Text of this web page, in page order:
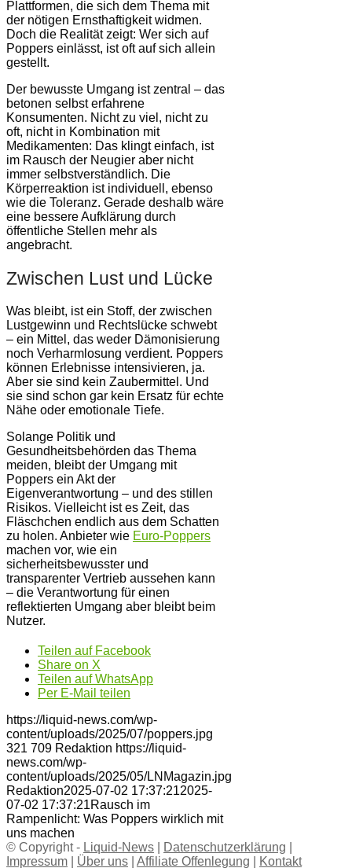
Plattformen, die sich dem Thema mit
der nötigen Ernsthaftigkeit widmen.
Doch die Realität zeigt: Wer sich auf
Poppers einlässt, ist oft auf sich allein
gestellt.
Der bewusste Umgang ist zentral – das
betonen selbst erfahrene
Konsumenten. Nicht zu viel, nicht zu
oft, nicht in Kombination mit
Medikamenten: Das klingt einfach, ist
im Rausch der Neugier aber nicht
immer selbstverständlich. Die
Körperreaktion ist individuell, ebenso
wie die Toleranz. Gerade deshalb wäre
eine bessere Aufklärung durch
öffentliche Stellen mehr als
angebracht.
Zwischen Lust und Lücke
Was bleibt, ist ein Stoff, der zwischen
Lustgewinn und Rechtslücke schwebt
– ein Mittel, das weder Dämonisierung
noch Verharmlosung verdient. Poppers
können Erlebnisse intensivieren, ja.
Aber sie sind kein Zaubermittel. Und
sie sind schon gar kein Ersatz für echte
Nähe oder emotionale Tiefe.
Solange Politik und
Gesundheitsbehörden das Thema
meiden, bleibt der Umgang mit
Poppers ein Akt der
Eigenverantwortung – und des stillen
Risikos. Vielleicht ist es Zeit, das
Fläschchen endlich aus dem Schatten
zu holen. Anbieter wie Euro-Poppers
machen vor, wie ein
sicherheitsbewusster und
transparenter Vertrieb aussehen kann
– die Verantwortung für einen
reflektierten Umgang aber bleibt beim
Nutzer.
Teilen auf Facebook
Share on X
Teilen auf WhatsApp
Per E-Mail teilen
https://liquid-news.com/wp-
content/uploads/2025/07/poppers.jpg
321 709 Redaktion https://liquid-
news.com/wp-
content/uploads/2025/05/LNMagazin.jpg
Redaktion2025-07-02 17:37:212025-
07-02 17:37:21Rausch im
Rampenlicht: Was Poppers wirklich mit
uns machen
© Copyright - Liquid-News Datenschutzerklärung
Impressum
Über uns Affiliate Offenlegung
Kontakt